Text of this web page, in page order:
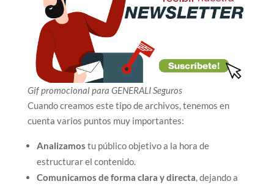
Gif promocional para GENERALI Seguros
Cuando creamos este tipo de archivos, tenemos en
cuenta varios puntos muy importantes:
Analizamos tu público objetivo a la hora de
estructurar el contenido.
Comunicamos de forma clara y directa, dejando a